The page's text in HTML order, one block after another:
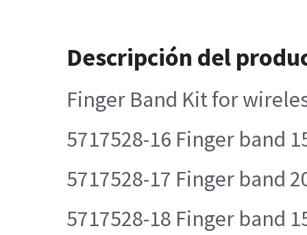
Descripción del
Finger Band Kit for
5717528-16 Finger band
5717528-17 Finger band
5717528-18 Finger band